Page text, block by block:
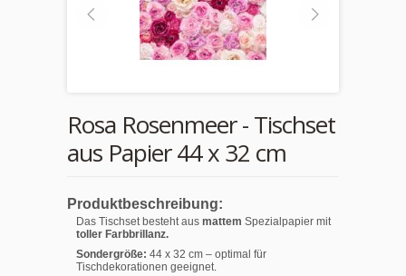
Rosa Rosenmeer - Tischset
aus Papier 44 x 32 cm
Produktbeschreibung:
Das Tischset besteht aus mattem Spezialpapier mit
toller Farbbrillanz.
Sondergröße: 44 x 32 cm – optimal für
Tischdekorationen geeignet.